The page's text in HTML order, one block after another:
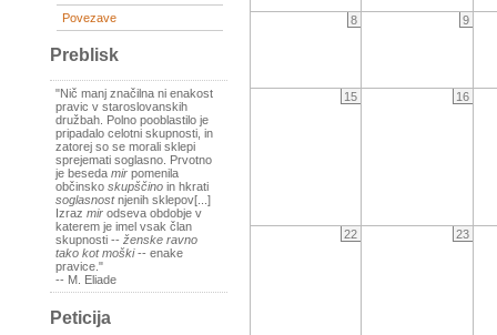
Povezave
Preblisk
"Nič manj značilna ni enakost
pravic v staroslovanskih
družbah. Polno pooblastilo je
pripadalo celotni skupnosti, in
zatorej so se morali sklepi
sprejemati soglasno. Prvotno
je beseda mir pomenila
občinsko skupščino in hkrati
soglasnostnjenih sklepov[...]
Izraz mir odseva obdobje v
katerem je imel vsak član
skupnosti -- ženske ravno
tako kot moški-- enake
pravice."
-- M. Eliade
Peticija
8 9
15 16
22 23